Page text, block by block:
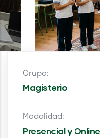
Grupo:
Magisterio
Modalidad:
Presencial y Online